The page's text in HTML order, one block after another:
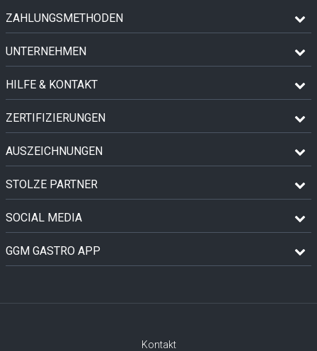
ZAHLUNGSMETHODEN
UNTERNEHMEN
HILFE & KONTAKT
ZERTIFIZIERUNGEN
AUSZEICHNUNGEN
STOLZE PARTNER
SOCIAL MEDIA
GGM GASTRO APP
Kontakt